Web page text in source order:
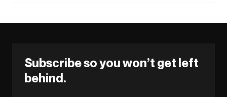
Subscribe so you won’t get left
behind.